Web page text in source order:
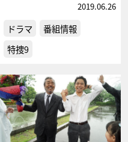
2019.06.26
ドラマ
番組情報
特捜9